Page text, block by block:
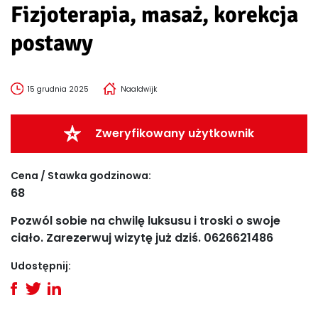
Fizjoterapia, masaż, korekcja
postawy
15 grudnia 2025 Naaldwijk
Zweryfikowany użytkownik
Cena / Stawka godzinowa:
68
Pozwól sobie na chwilę luksusu i troski o swoje
ciało. Zarezerwuj wizytę już dziś. 0626621486
Udostępnij: